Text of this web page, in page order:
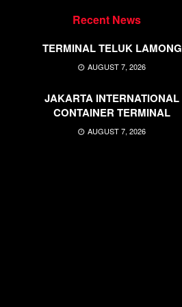
Recent News
TERMINAL TELUK LAMONG
AUGUST 7, 2026
JAKARTA INTERNATIONAL
CONTAINER TERMINAL
AUGUST 7, 2026